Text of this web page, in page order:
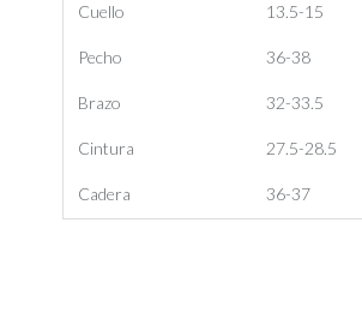
Cuello 13.5-15
Pecho 36-38
Brazo 32-33.5
Cintura 27.5-28.5
Cadera 36-37